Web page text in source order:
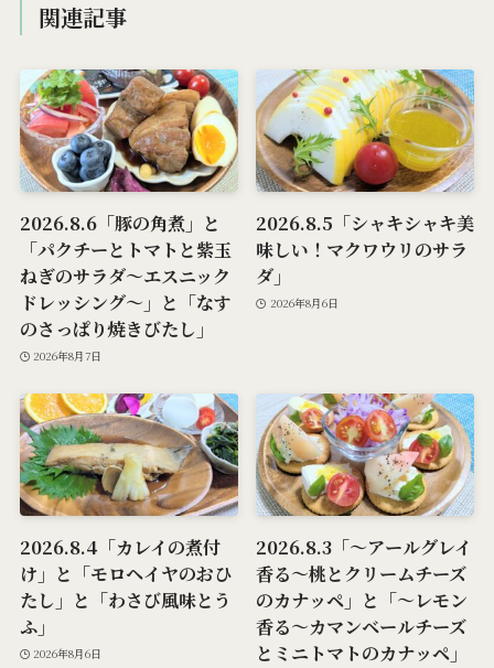
関連記事
2026.8.6「豚の角煮」と
「パクチーとトマトと紫玉
ねぎのサラダ～エスニック
ドレッシング～」と「なす
のさっぱり焼きびたし」
2026年8月7日
2026.8.5「シャキシャキ美
味しい！マクワウリのサラ
ダ」
2026年8月6日
2026.8.4「カレイの煮付
け」と「モロヘイヤのおひ
たし」と「わさび風味とう
ふ」
2026年8月6日
2026.8.3「～アールグレイ
香る～桃とクリームチーズ
のカナッペ」と「～レモン
香る～カマンベールチーズ
とミニトマトのカナッペ」